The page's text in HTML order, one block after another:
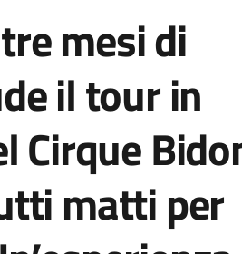
mesi di
il tour in
Cirque
matti per